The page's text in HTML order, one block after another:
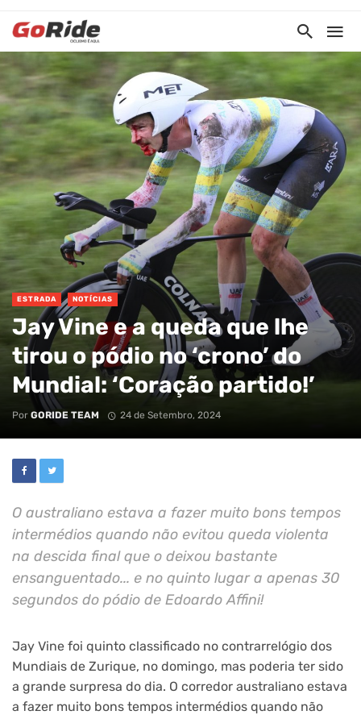
ESTRADA NOTÍCIAS
Jay Vine e a queda que lhe
tirou o pódio no ‘crono’ do
Mundial: ‘Coração partido!’
Por GORIDE TEAM 24 de Setembro, 2024
O australiano estava a fazer muito bons tempos
intermédios quando não evitou queda violenta
na descida final que o deixou bastante
ensanguentado... e no quinto lugar a apenas 30
segundos do pódio de Edoardo Affini!
Jay Vine foi quinto classificado no contrarrelógio dos
Mundiais de Zurique, no domingo, mas poderia ter sido
a grande surpresa do dia. O corredor australiano estava
a fazer muito bons tempos intermédios quando não